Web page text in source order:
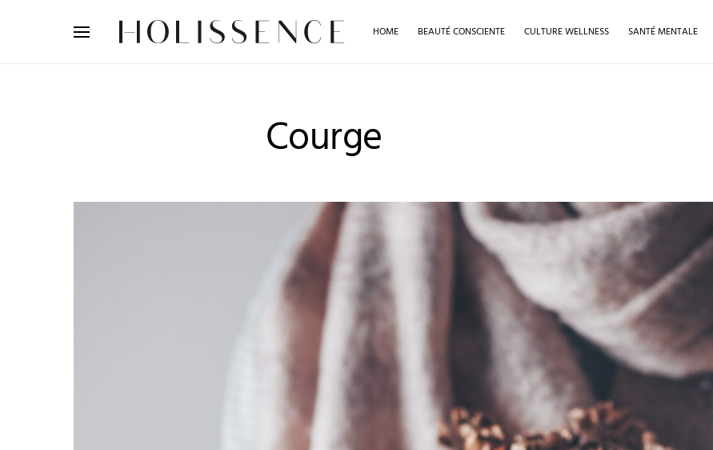
HOME BEAUTÉ CONSCIENTE CULTURE WELLNESS SANTÉ MENTALE
Courge